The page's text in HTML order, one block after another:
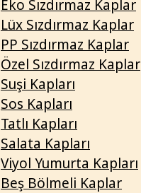
Eko Sızdırmaz Kaplar
Lüx Sızdırmaz Kaplar
PP Sızdırmaz Kaplar
Özel Sızdırmaz Kaplar
Suşi Kapları
Sos Kapları
Tatlı Kapları
Salata Kapları
Viyol Yumurta Kapları
Beş Bölmeli Kaplar